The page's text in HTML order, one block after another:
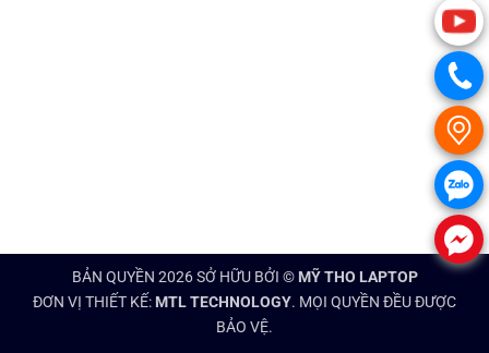
BẢN QUYỀN 2026 SỞ HỮU BỞI © MỸ THO LAPTOP
ĐƠN VỊ THIẾT KẾ: MTL TECHNOLOGY. MỌI QUYỀN ĐỀU ĐƯỢC
BẢO VỆ.
.
.
.
.
.